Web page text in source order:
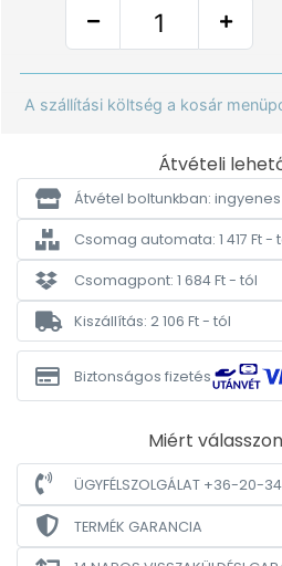
A szállítási költség a kosár
Átvételi
Átvétel boltunkban: ingyenes
Csomag automata: 1 417 Ft -
Csomagpont: 1 684 Ft - tól
Kiszállítás: 2 106 Ft - tól
Biztonságos fizetés
Miért
ÜGYFÉLSZOLGÁLAT +36-20-
TERMÉK GARANCIA